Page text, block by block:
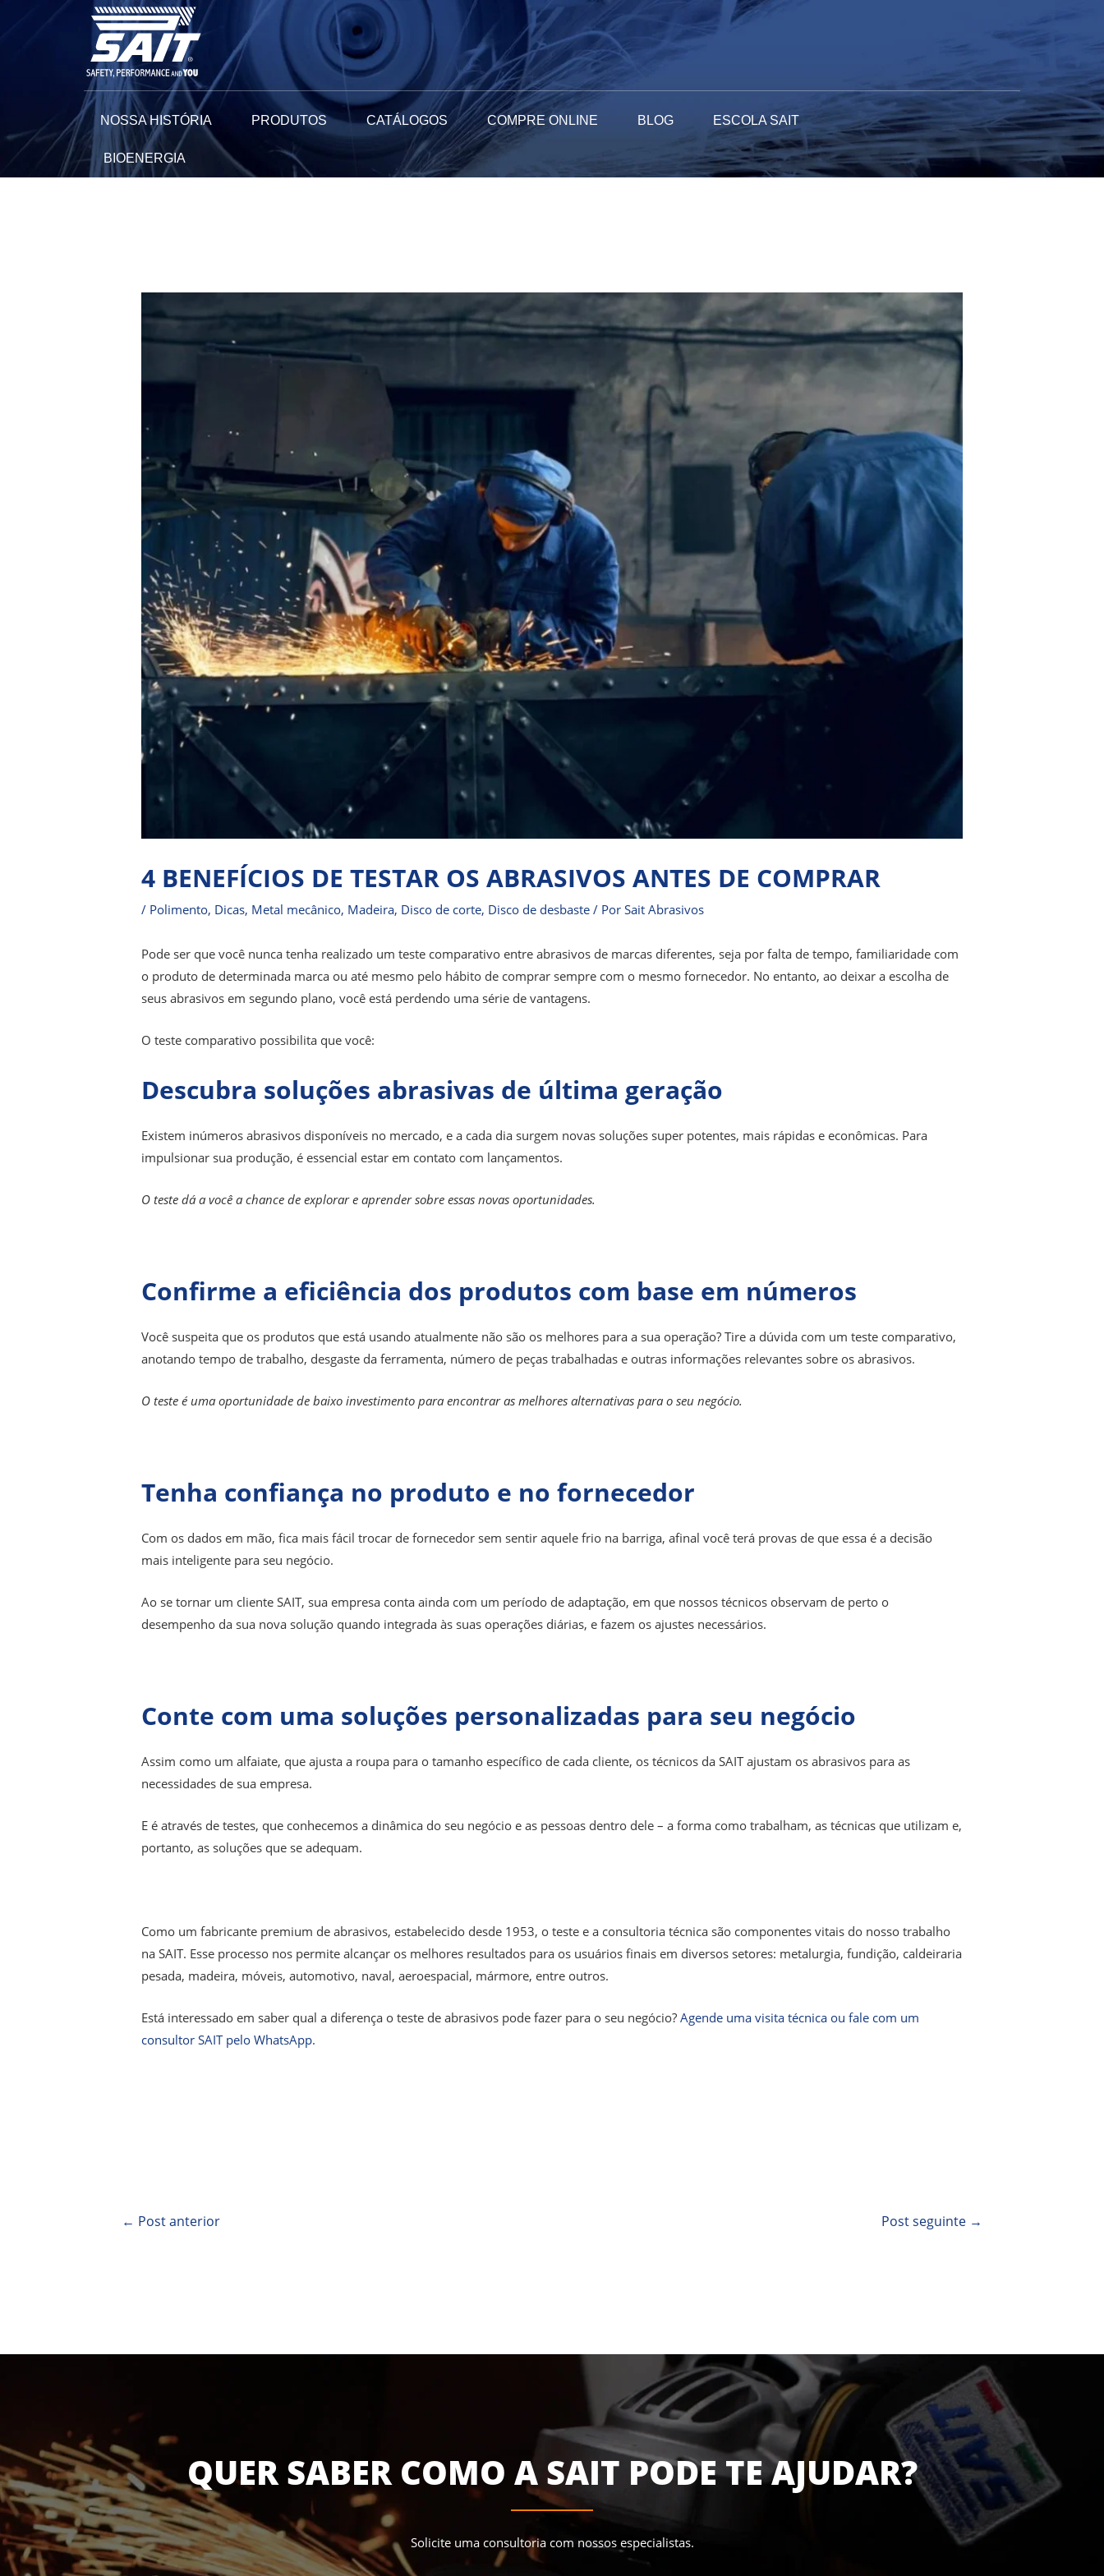
NOSSA HISTÓRIA PRODUTOS CATÁLOGOS COMPRE ONLINE BLOG ESCOLA SAIT
BIOENERGIA
4 BENEFÍCIOS DE TESTAR OS ABRASIVOS ANTES DE COMPRAR
/ Polimento, Dicas, Metal mecânico, Madeira, Disco de corte, Disco de desbaste / PorSait Abrasivos
Pode ser que você nunca tenha realizado um teste comparativo entre abrasivos de marcas diferentes, seja por falta de tempo, familiaridade com
o produto de determinada marca ou até mesmo pelo hábito de comprar sempre com o mesmo fornecedor. No entanto, ao deixar a escolha de
seus abrasivos em segundo plano, você está perdendo uma série de vantagens.
O teste comparativo possibilita que você:
Descubra soluções abrasivas de última geração
Existem inúmeros abrasivos disponíveis no mercado, e a cada dia surgem novas soluções super potentes, mais rápidas e econômicas. Para
impulsionar sua produção, é essencial estar em contato com lançamentos.
O teste dá a você a chance de explorar e aprender sobre essas novas oportunidades.
Confirme a eficiência dos produtos com base em números
Você suspeita que os produtos que está usando atualmente não são os melhores para a sua operação? Tire a dúvida com um teste comparativo,
anotando tempo de trabalho, desgaste da ferramenta, número de peças trabalhadas e outras informações relevantes sobre os abrasivos.
O teste é uma oportunidade de baixo investimento para encontrar as melhores alternativas para o seu negócio.
Tenha confiança no produto e no fornecedor
Com os dados em mão, fica mais fácil trocar de fornecedor sem sentir aquele frio na barriga, afinal você terá provas de que essa é a decisão
mais inteligente para seu negócio.
Ao se tornar um cliente SAIT, sua empresa conta ainda com um período de adaptação, em que nossos técnicos observam de perto o
desempenho da sua nova solução quando integrada às suas operações diárias, e fazem os ajustes necessários.
Conte com uma soluções personalizadas para seu negócio
Assim como um alfaiate, que ajusta a roupa para o tamanho específico de cada cliente, os técnicos da SAIT ajustam os abrasivos para as
necessidades de sua empresa.
E é através de testes, que conhecemos a dinâmica do seu negócio e as pessoas dentro dele – a forma como trabalham, as técnicas que utilizam e,
portanto, as soluções que se adequam.
Como um fabricante premium de abrasivos, estabelecido desde 1953, o teste e a consultoria técnica são componentes vitais do nosso trabalho
na SAIT. Esse processo nos permite alcançar os melhores resultados para os usuários finais em diversos setores: metalurgia, fundição, caldeiraria
pesada, madeira, móveis, automotivo, naval, aeroespacial, mármore, entre outros.
Está interessado em saber qual a diferença o teste de abrasivos pode fazer para o seu negócio?Agende uma visita técnica ou fale com um
consultor SAIT pelo WhatsApp.
← Post anterior Post seguinte →
QUER SABER COMO A SAIT PODE TE AJUDAR?
Solicite uma consultoria com nossos especialistas.